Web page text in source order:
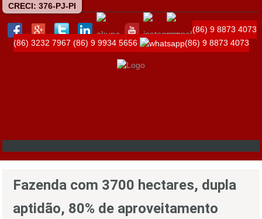
CRECI: 376-PJ-PI
(86) 9 8873 4073
(86) 3232 7967 (86) 9 9934 5656 (86) 9 8873 4073
Fazenda com 3700 hectares, dupla
aptidão, 80% de aproveitamento